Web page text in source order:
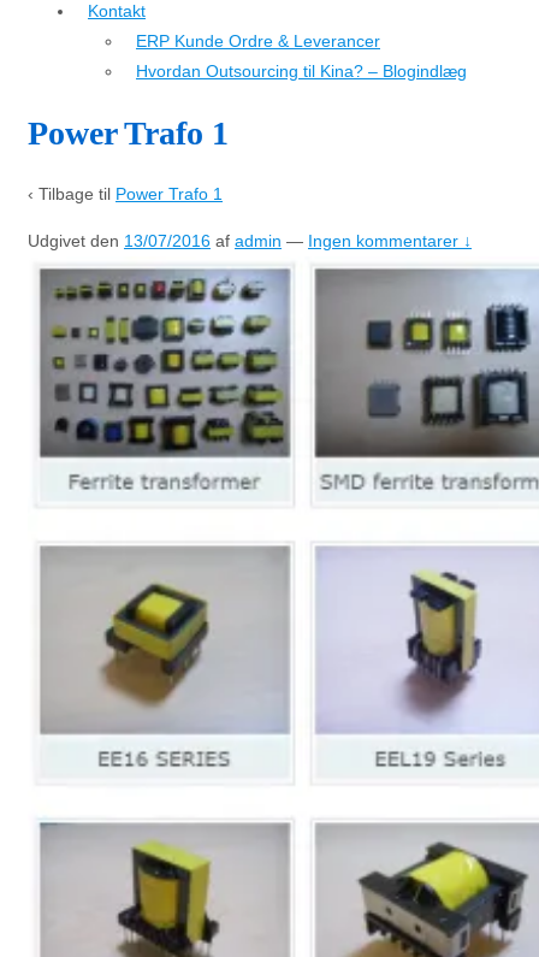
Kontakt
ERP Kunde Ordre & Leverancer
Hvordan Outsourcing til Kina? – Blogindlæg
Power Trafo 1
‹ Tilbage til Power Trafo 1
Udgivet den 13/07/2016 af admin — Ingen kommentarer ↓